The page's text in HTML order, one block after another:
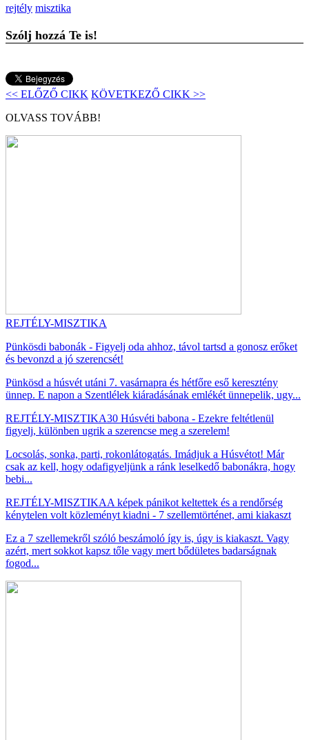
rejtély misztika
Szólj hozzá Te is!
<< ELŐZŐ CIKK KÖVETKEZŐ CIKK >>
OLVASS TOVÁBB!
REJTÉLY-MISZTIKA
Pünkösdi babonák - Figyelj oda ahhoz, távol tartsd a gonosz erőket
és bevonzd a jó szerencsét!
Pünkösd a húsvét utáni 7. vasárnapra és hétfőre eső keresztény
ünnep. E napon a Szentlélek kiáradásának emlékét ünnepelik, ugy...
REJTÉLY-MISZTIKA30 Húsvéti babona - Ezekre feltétlenül
figyelj, különben ugrik a szerencse meg a szerelem!
Locsolás, sonka, parti, rokonlátogatás. Imádjuk a Húsvétot! Már
csak az kell, hogy odafigyeljünk a ránk leselkedő babonákra, hogy
bebi...
REJTÉLY-MISZTIKAA képek pánikot keltettek és a rendőrség
kénytelen volt közleményt kiadni - 7 szellemtörténet, ami kiakaszt
Ez a 7 szellemekről szóló beszámoló így is, úgy is kiakaszt. Vagy
azért, mert sokkot kapsz tőle vagy mert bődületes badarságnak
fogod...